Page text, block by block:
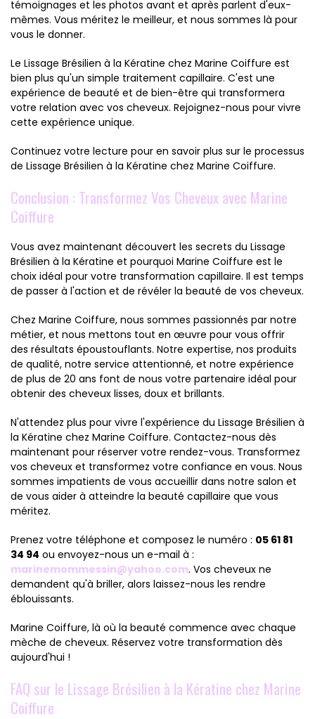
témoignages et les photos avant et après parlent d'eux-
mêmes. Vous méritez le meilleur, et nous sommes là pour
vous le donner.
Le Lissage Brésilien à la Kératine chez Marine Coiffure est
bien plus qu'un simple traitement capillaire. C'est une
expérience de beauté et de bien-être qui transformera
votre relation avec vos cheveux. Rejoignez-nous pour vivre
cette expérience unique.
Continuez votre lecture pour en savoir plus sur le processus
de Lissage Brésilien à la Kératine chez Marine Coiffure.
Conclusion : Transformez Vos Cheveux avec Marine
Coiffure
Vous avez maintenant découvert les secrets du Lissage
Brésilien à la Kératine et pourquoi Marine Coiffure est le
choix idéal pour votre transformation capillaire. Il est temps
de passer à l'action et de révéler la beauté de vos cheveux.
Chez Marine Coiffure, nous sommes passionnés par notre
métier, et nous mettons tout en œuvre pour vous offrir
des résultats époustouflants. Notre expertise, nos produits
de qualité, notre service attentionné, et notre expérience
de plus de 20 ans font de nous votre partenaire idéal pour
obtenir des cheveux lisses, doux et brillants.
N'attendez plus pour vivre l'expérience du Lissage Brésilien à
la Kératine chez Marine Coiffure. Contactez-nous dès
maintenant pour réserver votre rendez-vous. Transformez
vos cheveux et transformez votre confiance en vous. Nous
sommes impatients de vous accueillir dans notre salon et
de vous aider à atteindre la beauté capillaire que vous
méritez.
Prenez votre téléphone et composez le numéro : 05 61 81
34 94 ou envoyez-nous un e-mail à :
marinemommessin@yahoo.com. Vos cheveux ne
demandent qu'à briller, alors laissez-nous les rendre
éblouissants.
Marine Coiffure, là où la beauté commence avec chaque
mèche de cheveux. Réservez votre transformation dès
aujourd'hui !
FAQ sur le Lissage Brésilien à la Kératine chez Marine
Coiffure